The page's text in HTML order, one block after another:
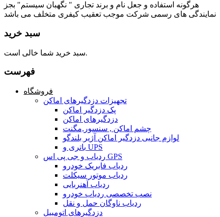
هرگونه استفاده و جعل نام و برند تجاری " نگهبان سیستم" بجز
نمایندگی های رسمی شرکت موجب تعقیب کیفری متخلف می باشد
سبد خرید
سبد خرید شما خالی است.
فهرست
فروشگاه
تجهیزات دزدگیرهای اماکن
پک دزدگیر اماکن
دزدگیرهای اماکن
چشم اماکن , سنسور,مگنت
لوازم جانبی دزدگیر اماکن آژیر بلندگو
باتری و UPS
ردیاب و جی پی اس GPS
ردیاب فابریک خودرو
ردیاب موتور سیکلت
ردیاب آهنربایی
نصب تخصصی ردیاب خودرو
ردیاب ناوگان حمل و نقل
دزدگیرهای اتومبیل